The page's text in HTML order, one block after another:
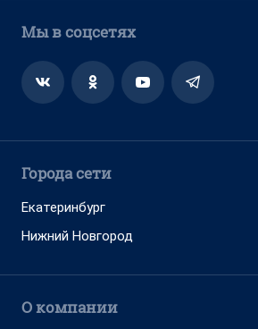
Мы в соцсетях
Города сети
Екатеринбург
Нижний Новгород
О компании